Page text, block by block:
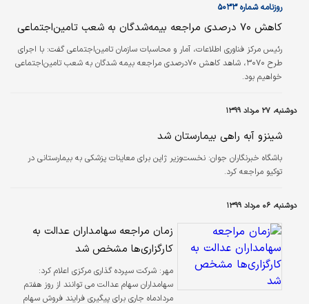
روزنامه شماره ۵۰۳۳
کاهش ۷۰ درصدی مراجعه بیمه‌شدگان به شعب تامین‌اجتماعی
رئیس مرکز فناوری اطلاعات، آمار و محاسبات سازمان تامین‌اجتماعی گفت: با اجرای
طرح ۳۰۷۰، شاهد کاهش ۷۰درصدی مراجعه بیمه شدگان به شعب تامین‌اجتماعی
خواهیم بود.
دوشنبه، ۲۷ مرداد ۱۳۹۹
شینزو آبه راهی بیمارستان شد
باشگاه خبرنگاران جوان: نخست‌وزیر ژاپن برای معاینات پزشکی به بیمارستانی در
توکیو مراجعه کرد.
دوشنبه، ۰۶ مرداد ۱۳۹۹
زمان مراجعه سهامداران عدالت به
کارگزاری‌ها مشخص شد
مهر: شرکت سپرده گذاری مرکزی اعلام کرد:
سهامداران سهام عدالت می توانند از روز هفتم
مردادماه جاری برای پیگیری فرایند فروش سهام